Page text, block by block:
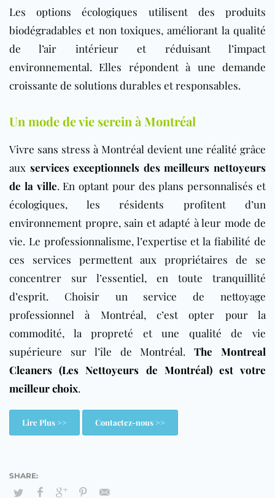
Les options écologiques utilisent des produits
biodégradables et non toxiques, améliorant la qualité
de l’air intérieur et réduisant l’impact
environnemental. Elles répondent à une demande
croissante de solutions durables et responsables.
Un mode de vie serein à Montréal
Vivre sans stress à Montréal devient une réalité grâce
aux services exceptionnels des meilleurs nettoyeurs
de la ville. En optant pour des plans personnalisés et
écologiques, les résidents profitent d’un
environnement propre, sain et adapté à leur mode de
vie. Le professionnalisme, l’expertise et la fiabilité de
ces services permettent aux propriétaires de se
concentrer sur l’essentiel, en toute tranquillité
d’esprit. Choisir un service de nettoyage
professionnel à Montréal, c’est opter pour la
commodité, la propreté et une qualité de vie
supérieure sur l’île de Montréal.The Montreal
Cleaners (Les Nettoyeurs de Montréal) est votre
meilleur choix.
Lire Plus >> Contactez-nous >>